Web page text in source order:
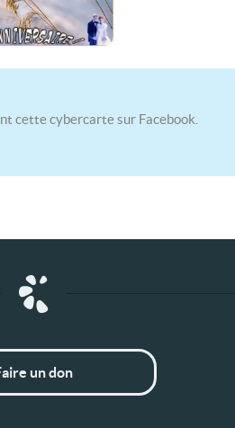
cette cybercarte sur Facebook.
un don